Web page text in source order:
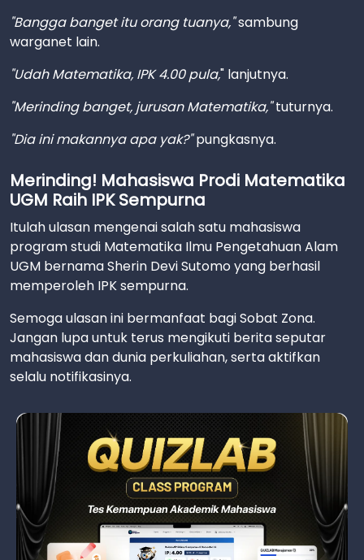
"Bangga banget itu orang tuanya,"sambung
warganet lain.
"Udah Matematika, IPK 4.00 pula," lanjutnya.
"Merinding banget, jurusan Matematika,"tuturnya.
"Dia ini makannya apa yak?"pungkasnya.
Merinding! Mahasiswa Prodi Matematika
UGM Raih IPK Sempurna
Itulah ulasan mengenai salah satu mahasiswa
program studi Matematika Ilmu Pengetahuan Alam
UGM bernama Sherin Devi Sutomo yang berhasil
memperoleh IPK sempurna.
Semoga ulasan ini bermanfaat bagi Sobat Zona.
Jangan lupa untuk terus mengikuti berita seputar
mahasiswa dan dunia perkuliahan, serta aktifkan
selalu notifikasinya.